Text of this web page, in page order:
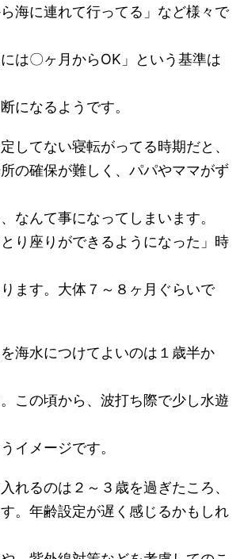
ら海に連れて行ってる」など様々で
は〇ヶ月からOK」という基準は
になるようです。
してない寝転がってる時期だと、
の確保が難しく、パパやママがず
なんて事になってしまいます。
り座りができるようになった」時
ます。大体７～８ヶ月ぐらいで
海水につけてよいのは１歳半か
この頃から、波打ち際で少し水遊
イメージです。
れるのは２～３歳を過ぎたころ、
。年齢設定が遅く感じるかもしれ